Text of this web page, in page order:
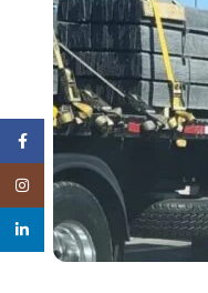
Facebook
Instagram
linkedin